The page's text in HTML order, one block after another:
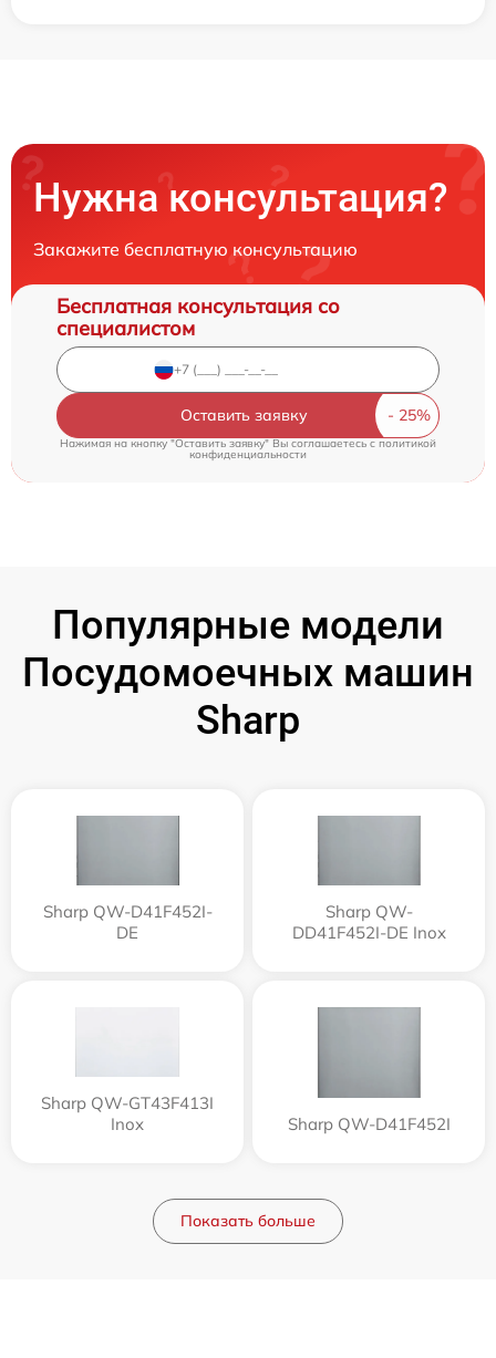
Нужна консультация?
Закажите бесплатную консультацию
Бесплатная консультация со
специалистом
Оставить заявку
Нажимая на кнопку "Оставить заявку" Вы соглашаетесь cполитикой
конфиденциальности
Популярные модели
Посудомоечных машин
Sharp
Sharp QW-D41F452I-
DE
Sharp QW-
DD41F452I-DE Inox
Sharp QW-GT43F413I
Inox
Sharp QW-D41F452I
Показать больше